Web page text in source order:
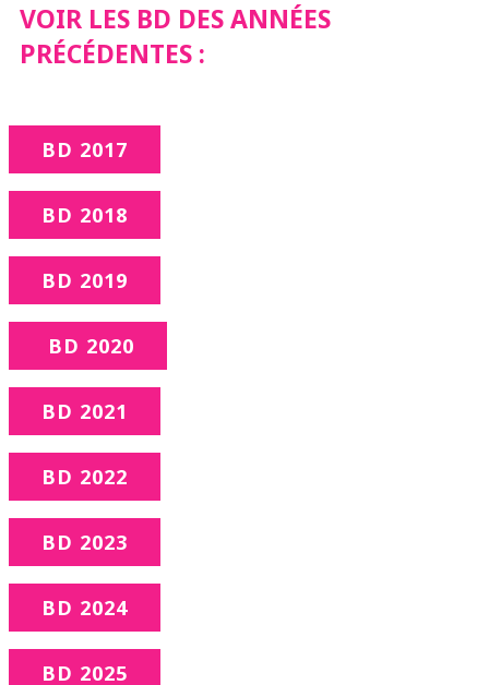
VOIR LES BD DES ANNÉES
PRÉCÉDENTES :
BD 2017
BD 2018
BD 2019
BD 2020
BD 2021
BD 2022
BD 2023
BD 2024
BD 2025